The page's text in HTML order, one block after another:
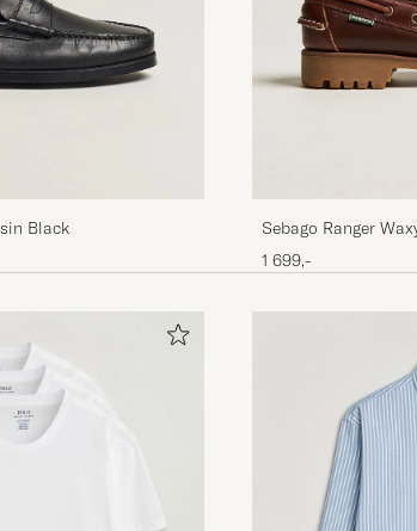
Black
Sebago Ranger
1 699,-